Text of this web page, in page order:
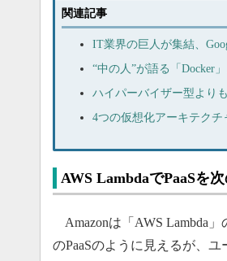
関連記事
IT業界の巨人が集結、
“中の人”が語る「Docker
ハイパーバイザー型より
4つの仮想化アーキテクチ
AWS LambdaでPaaSを
Amazonは「AWS Lambda」
のPaaSのように見えるが、